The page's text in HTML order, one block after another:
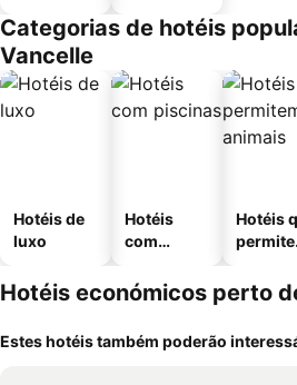
Categorias de hotéis
Vancelle
Hotéis de
luxo
Hotéis
com
Hotéis
Hotéis económicos perto
Estes hotéis também poderão